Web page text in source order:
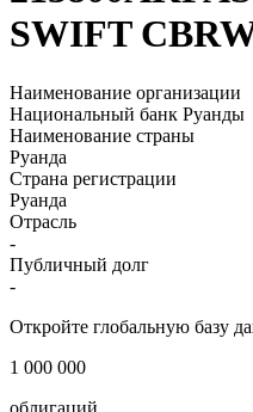
SWIFT
Наименование организации
Национальный банк Руанды
Наименование страны
Руанда
Страна регистрации
Руанда
Отрасль
-
Публичный долг
-
Откройте глобальную базу
1 000 000
облигаций